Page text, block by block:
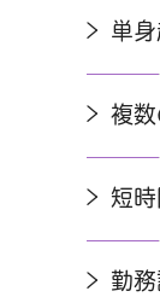
単
複
短
勤